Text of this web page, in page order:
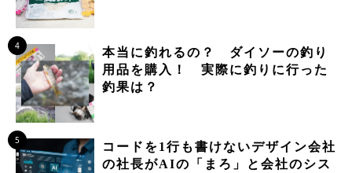
4
本当に釣れるの？ ダイソーの釣り
用品を購入！ 実際に釣りに行った
釣果は？
5
コードを1行も書けないデザイン会社
の社長がAIの「まろ」と会社のシス